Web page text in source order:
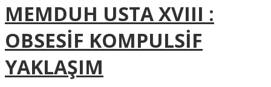
MEMDUH USTA XVIII :
OBSESİF KOMPULSİF
YAKLAŞIM